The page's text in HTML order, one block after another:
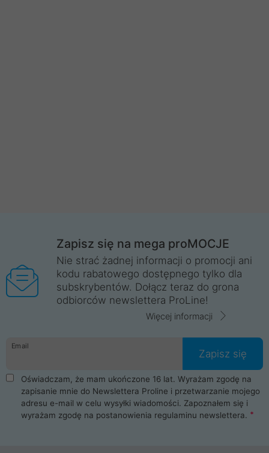
Zapisz się na mega proMOCJE
Nie strać żadnej informacji o promocji ani
kodu rabatowego dostępnego tylko dla
subskrybentów. Dołącz teraz do grona
odbiorców newslettera ProLine!
Więcej informacji
Email
Zapisz się
Oświadczam, że mam ukończone 16 lat. Wyrażam zgodę na
zapisanie mnie do Newslettera Proline i przetwarzanie mojego
adresu e-mail w celu wysyłki wiadomości. Zapoznałem się i
wyrażam zgodę na postanowienia regulaminu newslettera.